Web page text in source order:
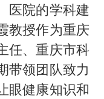
医院的学科建
教授作为重庆
任、重庆市科
带领团队致力
眼健康知识和